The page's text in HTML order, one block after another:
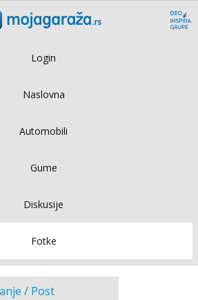
Login
Naslovna
Automobili
Gume
Diskusije
Fotke
/ Post